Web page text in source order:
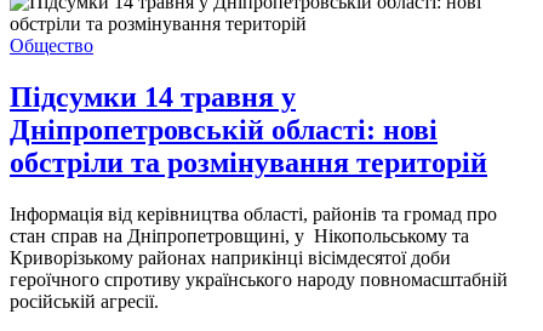
Общество
Підсумки 14 травня у
Дніпропетровській області: нові
обстріли та розмінування територій
Інформація від керівництва області, районів та громад про
стан справ на Дніпропетровщині, у Нікопольському та
Криворізькому районах наприкінці вісімдесятої доби
героїчного спротиву українського народу повномасштабній
російській агресії.